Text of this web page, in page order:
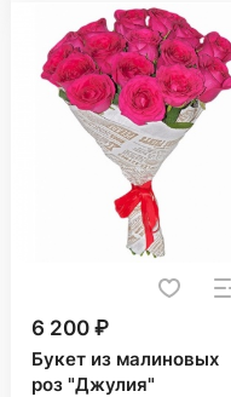
6 200 ₽
Букет из малиновых
роз "Джулия"